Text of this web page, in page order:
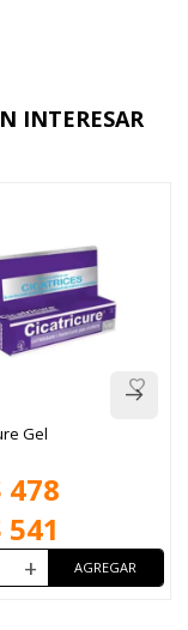
INTERESAR
Gel
478
541
+